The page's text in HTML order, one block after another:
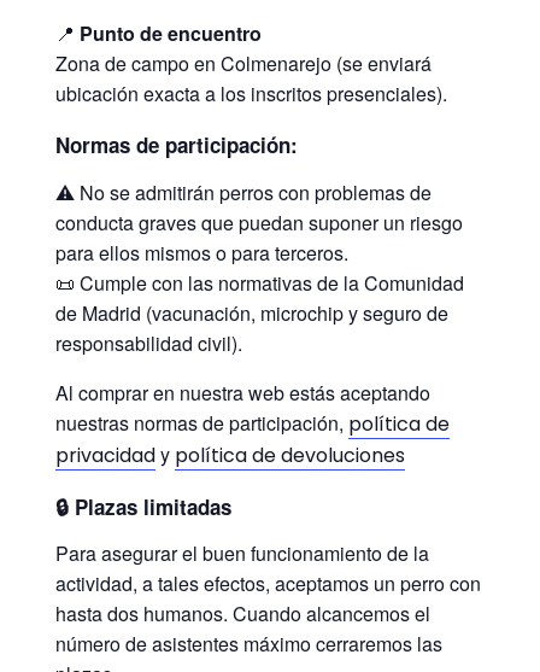
📍 Punto de encuentro
Zona de campo en Colmenarejo (se enviará
ubicación exacta a los inscritos presenciales).
Normas de participación:
⚠️ No se admitirán perros con problemas de
conducta graves que puedan suponer un riesgo
para ellos mismos o para terceros.
📜 Cumple con las normativas de la Comunidad
de Madrid (vacunación, microchip y seguro de
responsabilidad civil).
Al comprar en nuestra web estás aceptando
nuestras normas de participación, política de
privacidady política de devoluciones
🔒 Plazas limitadas
Para asegurar el buen funcionamiento de la
actividad, a tales efectos, aceptamos un perro con
hasta dos humanos. Cuando alcancemos el
número de asistentes máximo cerraremos las